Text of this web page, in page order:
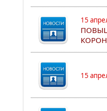
15
15